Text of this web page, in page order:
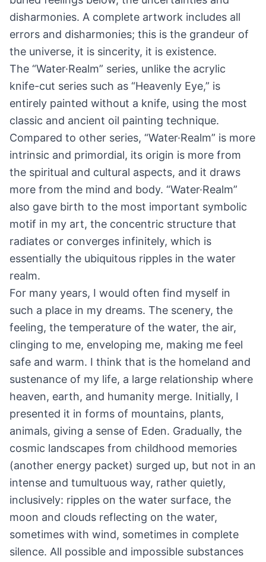
disharmonies. A complete artwork includes all
errors and disharmonies; this is the grandeur of
the universe, it is sincerity, it is existence.
The “Water·Realm” series, unlike the acrylic
knife-cut series such as “Heavenly Eye,” is
entirely painted without a knife, using the most
classic and ancient oil painting technique.
Compared to other series, “Water·Realm” is more
intrinsic and primordial, its origin is more from
the spiritual and cultural aspects, and it draws
more from the mind and body. “Water·Realm”
also gave birth to the most important symbolic
motif in my art, the concentric structure that
radiates or converges infinitely, which is
essentially the ubiquitous ripples in the water
realm.
For many years, I would often find myself in
such a place in my dreams. The scenery, the
feeling, the temperature of the water, the air,
clinging to me, enveloping me, making me feel
safe and warm. I think that is the homeland and
sustenance of my life, a large relationship where
heaven, earth, and humanity merge. Initially, I
presented it in forms of mountains, plants,
animals, giving a sense of Eden. Gradually, the
cosmic landscapes from childhood memories
(another energy packet) surged up, but not in an
intense and tumultuous way, rather quietly,
inclusively: ripples on the water surface, the
moon and clouds reflecting on the water,
sometimes with wind, sometimes in complete
silence. All possible and impossible substances